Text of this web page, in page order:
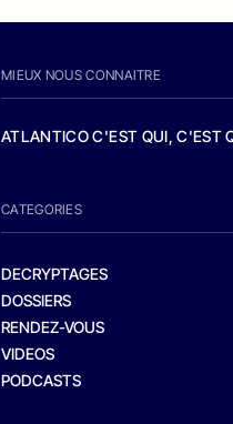
MIEUX NOUS CONNAITRE
ATLANTICO C'EST QUI, C'EST
CATEGORIES
DECRYPTAGES
DOSSIERS
RENDEZ-VOUS
VIDEOS
PODCASTS